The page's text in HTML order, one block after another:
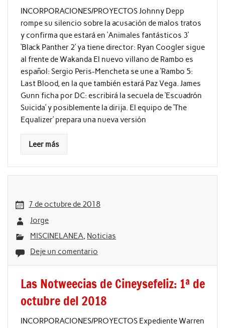
INCORPORACIONES/PROYECTOS Johnny Depp
rompe su silencio sobre la acusación de malos tratos
y confirma que estará en ‘Animales fantásticos 3’
‘Black Panther 2’ ya tiene director: Ryan Coogler sigue
al frente de Wakanda El nuevo villano de Rambo es
español: Sergio Peris-Mencheta se une a ‘Rambo 5:
Last Blood, en la que también estará Paz Vega. James
Gunn ficha por DC: escribirá la secuela de ‘Escuadrón
Suicida’ y posiblemente la dirija. El equipo de ‘The
Equalizer’ prepara una nueva versión
Leer más
7 de octubre de 2018
Jorge
MISCINELANEA, Noticias
Deje un comentario
Las Notweecias de Cineysefeliz: 1ª de
octubre del 2018
INCORPORACIONES/PROYECTOS Expediente Warren